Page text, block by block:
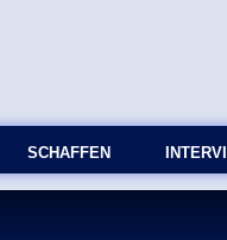
SCHAFFEN